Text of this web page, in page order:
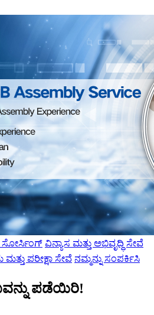
ಸೋರ್ಸಿಂಗ್ ವಿನ್ಯಾಸ ಮತ್ತು ಅಭಿವೃದ್ಧಿ ಸೇವೆ
ಪರೀಕ್ಷಾ ಸೇವೆ ನಮ್ಮನ್ನು ಸಂಪರ್ಕಿಸಿ
ಪಡೆಯಿರಿ!